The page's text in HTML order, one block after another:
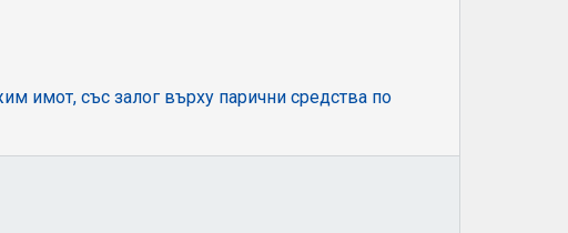
имот, със залог върху парични средства по